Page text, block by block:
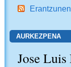
AURKEZPENA
Jose